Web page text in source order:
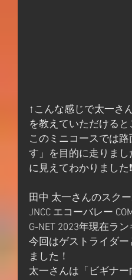
↑こんな感じで太一さ
を教えていただける
このミニコースでは
す」を目的に走りま
に見えてわかりました❗
田中 太一さんのスク
JNCC エコーバレー
G-NET 2023年現在ラ
今回はゲストライダ
ました！
太一さんは「ビギナー